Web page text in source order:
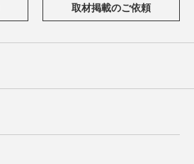
取材掲載のご依頼